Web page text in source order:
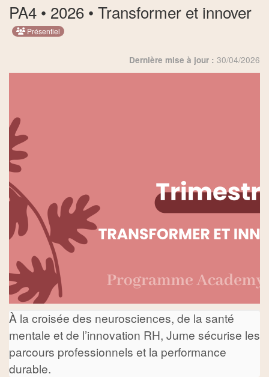
PA4 • 2026 • Transformer et innover
Présentiel
Dernière mise à jour : 30/04/2026
À la croisée des neurosciences, de la santé
mentale et de l’innovation RH, Jume sécurise les
parcours professionnels et la performance
durable.